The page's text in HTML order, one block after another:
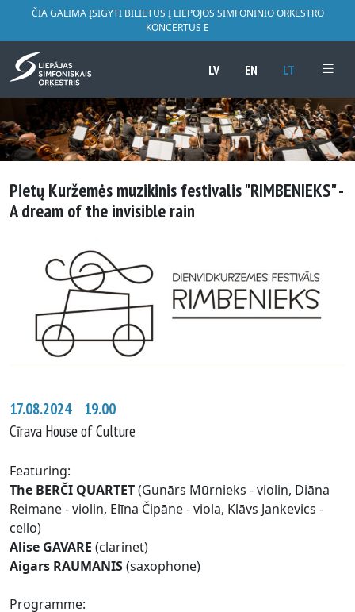
ČIA GALIMA ĮSIGYTI BILIETUS Į LIEPOJOS SIMFONINIO ORKESTRO
KONCERTUS E
LV EN LT
Pietų Kuržemės muzikinis festivalis "RIMBENIEKS" -
A dream of the invisible rain
17.08.2024 19.00
Cīrava House of Culture
Featuring:
The BERČI QUARTET(Gunārs Mūrnieks - violin, Diāna
Reimane - violin, Elīna Čipāne - viola, Klāvs Jankevics -
cello)
Alise GAVARE (clarinet)
Aigars RAUMANIS(saxophone)
Programme: